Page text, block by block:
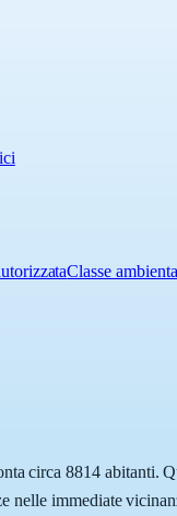
Classe
circa 8814 abitanti.
nelle immediate